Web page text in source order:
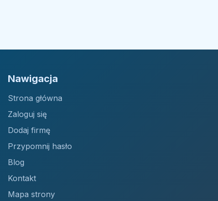
Nawigacja
Strona główna
Zaloguj się
Dodaj firmę
Przypomnij hasło
Blog
Kontakt
Mapa strony